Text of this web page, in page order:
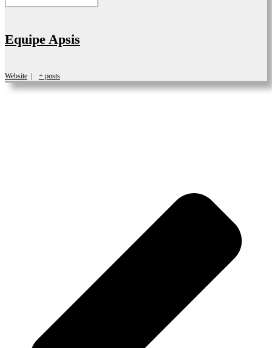
Equipe Apsis
Website + posts